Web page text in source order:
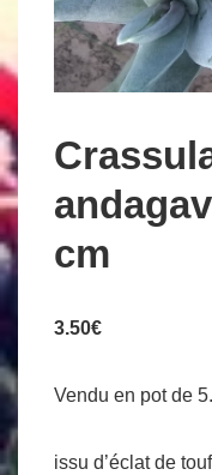
cm
3.50€
Vendu en pot de
issu d’éclat de